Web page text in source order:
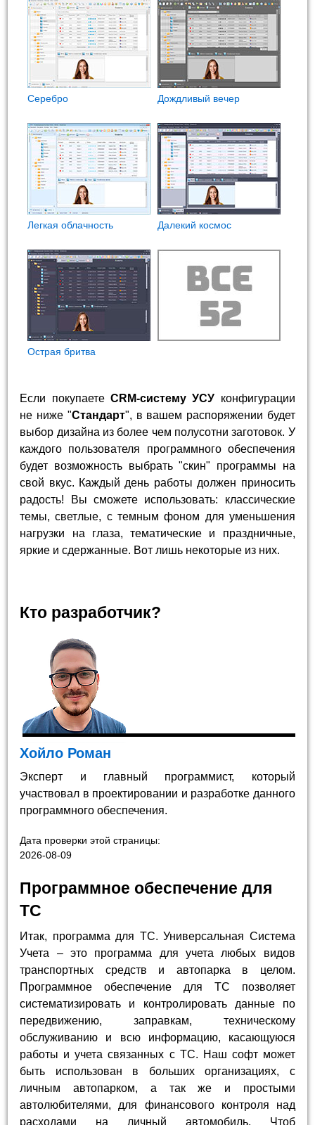
Cеребро Дождливый вечер
Легкая облачность Далекий космос
Острая бритва
Если покупаете CRM-систему УСУ конфигурации
не ниже "Стандарт", в вашем распоряжении будет
выбор дизайна из более чем полусотни заготовок. У
каждого пользователя программного обеспечения
будет возможность выбрать "скин" программы на
свой вкус. Каждый день работы должен приносить
радость! Вы сможете использовать: классические
темы, светлые, с темным фоном для уменьшения
нагрузки на глаза, тематические и праздничные,
яркие и сдержанные. Вот лишь некоторые из них.
Кто разработчик?
Хойло Роман
Эксперт и главный программист, который
участвовал в проектировании и разработке данного
программного обеспечения.
Дата проверки этой страницы:
2026-08-09
Программное обеспечение для
ТС
Итак, программа для ТС. Универсальная Система
Учета – это программа для учета любых видов
транспортных средств и автопарка в целом.
Программное обеспечение для ТС позволяет
систематизировать и контролировать данные по
передвижению, заправкам, техническому
обслуживанию и всю информацию, касающуюся
работы и учета связанных с ТС. Наш софт может
быть использован в больших организациях, с
личным автопарком, а так же и простыми
автолюбителями, для финансового контроля над
расходами на личный автомобиль. Чтоб